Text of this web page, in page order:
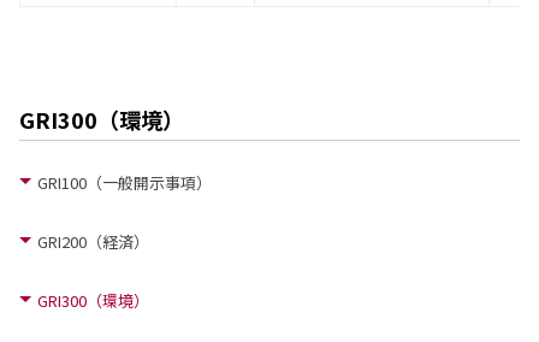
GRI300（環境）
GRI100（一般開示事項）
GRI200（経済）
GRI300（環境）